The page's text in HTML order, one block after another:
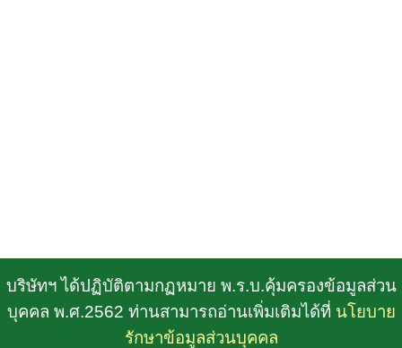
บริษัทฯ ได้ปฏิบัติตามกฏหมาย พ.ร.บ.คุ้มครองข้อมูลส่วน
บุคคล พ.ศ.2562 ท่านสามารถอ่านเพิ่มเติมได้ที่ นโยบาย
รักษาข้อมูลส่วนบุคคล